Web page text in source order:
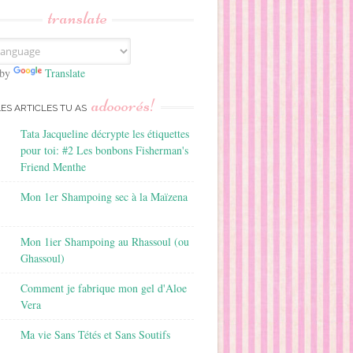
translate
Translate
ARTICLES TU AS adooorés!
Tata Jacqueline décrypte les étiquettes
pour toi: #2 Les bonbons Fisherman's
Friend Menthe
Mon 1er Shampoing sec à la Maïzena
Mon 1ier Shampoing au Rhassoul (ou
Ghassoul)
Comment je fabrique mon gel d'Aloe
Vera
Ma vie Sans Tétés et Sans Soutifs